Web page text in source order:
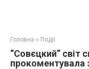
Головна » Події
“Совєцкий” світ
прокоментувала